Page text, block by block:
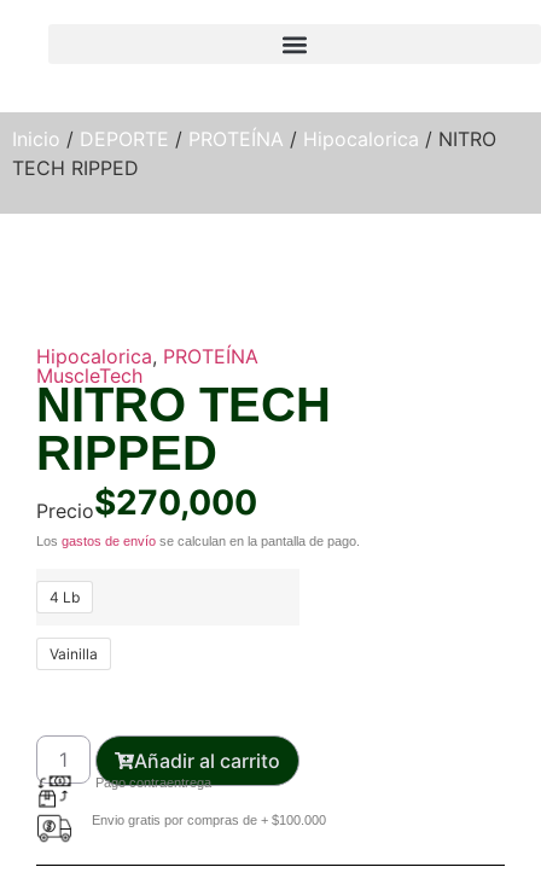
Inicio / DEPORTE / PROTEÍNA / Hipocalorica / NITRO
TECH RIPPED
Hipocalorica, PROTEÍNA
MuscleTech
NITRO TECH
RIPPED
Precio$270,000
Los gastos de envío se calculan en la pantalla de pago.
4 Lb
Vainilla
Añadir al carrito
Pago contraentrega
Envio gratis por compras de + $100.000